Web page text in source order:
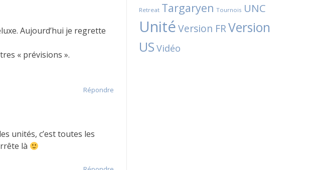
Aujourd’hui je regrette
« prévisions ».
Répondre
unités, c’est toutes les
là
Retreat Targaryen Tournois UNC
UnitéVersion FRVersion
US Vidéo